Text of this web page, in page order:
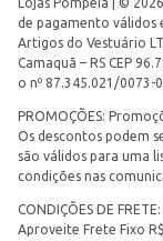
de pagamento válidos
Artigos do Vestuário
Camaquã – RS CEP
o nº 87.345.021/0073-
PROMOÇÕES:
Os descontos podem
são válidos para uma
condições nas
CONDIÇÕES DE
Aproveite Frete Fixo